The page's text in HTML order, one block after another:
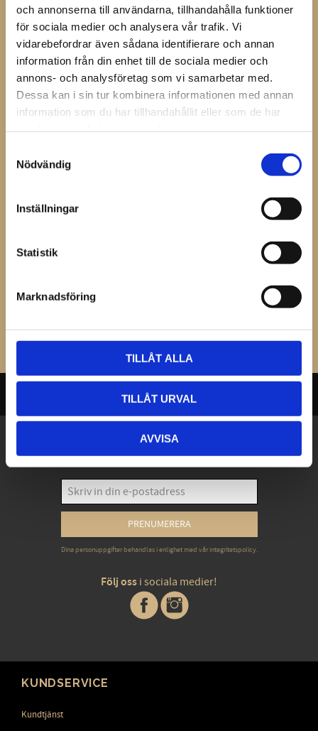
och annonserna till användarna, tillhandahålla funktioner
för sociala medier och analysera vår trafik. Vi
vidarebefordrar även sådana identifierare och annan
information från din enhet till de sociala medier och
annons- och analysföretag som vi samarbetar med.
Dessa kan i sin tur kombinera informationen med annan
information som du har tillhandahållit eller som de har
Nödvändig
Inställningar
Statistik
Marknadsföring
TILLÅT ALLA
TILLÅT URVAL
AVVISA
samarbete med hovslagare specialiserade inom
kapplöpningsdiscipliner. Sömmen har ett lågt huvud
som är idealiskt för tunna skor.
Dela med dig
Facebook
Omdömen
Bli den första att lämna ett omdöme.
Exklusiva erbjudanden - Senaste nyheterna -
Trender & inspiration
PRENUMERERA
Dina personuppgifter behandlas i enlighet med vårintegritetspolicy.
Följ oss i sociala medier!
KUNDSERVICE
Kundtjänst